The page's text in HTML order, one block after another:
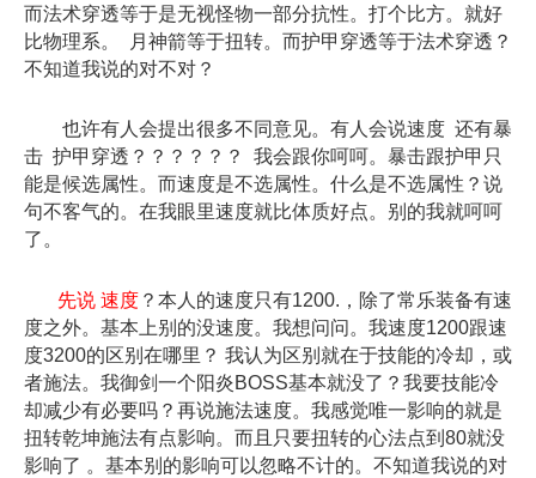
而法术穿透等于是无视怪物一部分抗性。打个比方。就好
比物理系。 月神箭等于扭转。而护甲穿透等于法术穿透？
不知道我说的对不对？
也许有人会提出很多不同意见。有人会说速度 还有暴
击 护甲穿透？？？？？？ 我会跟你呵呵。暴击跟护甲只
能是候选属性。而速度是不选属性。什么是不选属性？说
句不客气的。在我眼里速度就比体质好点。别的我就呵呵
了。
先说 速度 ？本人的速度只有1200.，除了常乐装备有速
度之外。基本上别的没速度。我想问问。我速度1200跟速
度3200的区别在哪里？ 我认为区别就在于技能的冷却，或
者施法。我御剑一个阳炎BOSS基本就没了？我要技能冷
却减少有必要吗？再说施法速度。我感觉唯一影响的就是
扭转乾坤施法有点影响。而且只要扭转的心法点到80就没
影响了 。基本别的影响可以忽略不计的。不知道我说的对